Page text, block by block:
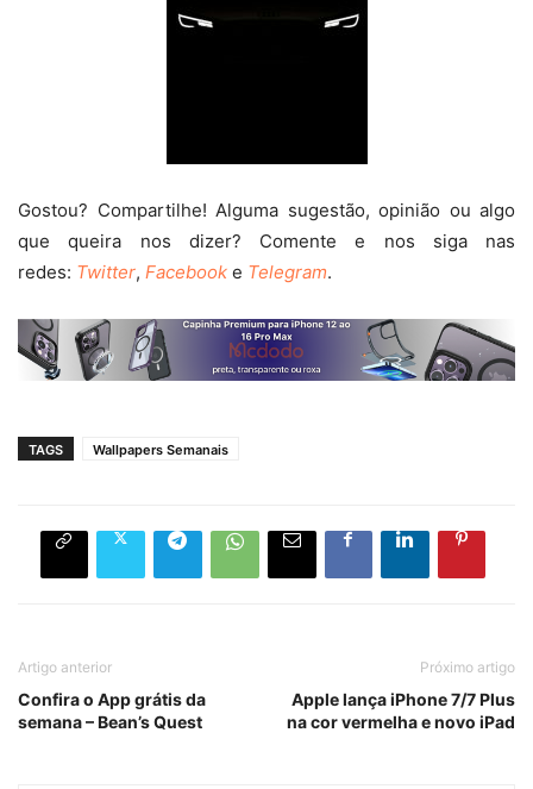
Gostou? Compartilhe! Alguma sugestão, opinião ou algo
que queira nos dizer? Comente e nos siga nas
redes: Twitter, Facebook e Telegram.
TAGS Wallpapers Semanais
Artigo anterior
Confira o App grátis da
semana – Bean’s Quest
Próximo artigo
Apple lança iPhone 7/7 Plus
na cor vermelha e novo iPad